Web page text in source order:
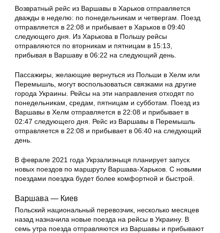
Возвратный рейс из Варшавы в Харьков отправляется
дважды в неделю: по понедельникам и четвергам. Поезд
отправляется в 22:08 и прибывает в Харьков в 09:40
следующего дня. Из Харькова в Польшу рейсы
отправляются по вторникам и пятницам в 15:13,
прибывая в Варшаву в 06:22 на следующий день.
Пассажиры, желающие вернуться из Польши в Хелм или
Перемышль, могут воспользоваться связками на другие
города Украины. Рейсы на эти направления отходят по
понедельникам, средам, пятницам и субботам. Поезд из
Варшавы в Хелм отправляется в 22:08 и прибывает в
02:47 следующего дня. Рейс из Варшавы в Перемышль
отправляется в 22:08 и прибывает в 06:40 на следующий
день.
В феврале 2021 года Укрзализныця планирует запуск
новых поездов по маршруту Варшава-Харьков. С новыми
поездами поездка будет более комфортной и быстрой.
Варшава — Киев
Польский национальный перевозчик, несколько месяцев
назад назначила новые поезда на рейсы в Украину. В
семь утра поезда отправляются из Варшавы и прибывают